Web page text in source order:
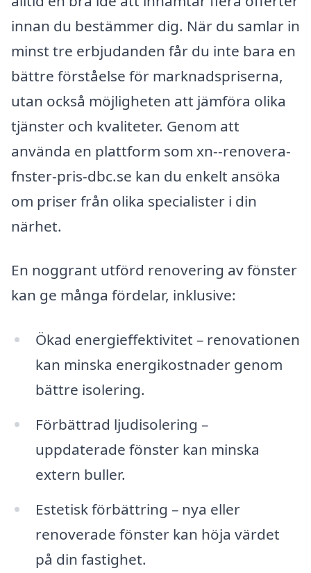
innan du bestämmer dig. När du samlar in
minst tre erbjudanden får du inte bara en
bättre förståelse för marknadspriserna,
utan också möjligheten att jämföra olika
tjänster och kvaliteter. Genom att
använda en plattform som xn--renovera-
fnster-pris-dbc.se kan du enkelt ansöka
om priser från olika specialister i din
närhet.
En noggrant utförd renovering av fönster
kan ge många fördelar, inklusive:
Ökad energieffektivitet – renovationen
kan minska energikostnader genom
bättre isolering.
Förbättrad ljudisolering –
uppdaterade fönster kan minska
extern buller.
Estetisk förbättring – nya eller
renoverade fönster kan höja värdet
på din fastighet.